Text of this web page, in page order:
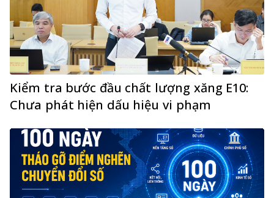
Kiểm tra bước đầu chất lượng xăng E10:
Chưa phát hiện dấu hiệu vi phạm